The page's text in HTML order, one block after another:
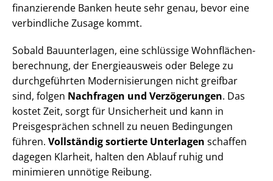
finanzierende Banken heute sehr genau, bevor eine
verbindliche Zusage kommt.
Sobald Bauunterlagen, eine schlüssige Wohn­flä­chen­
be­rech­nung, der Energieausweis oder Belege zu
durchgeführten Mo­der­ni­sie­run­gen nicht greifbar
sind, folgen Nachfragen und Verzögerungen. Das
kostet Zeit, sorgt für Unsicherheit und kann in
Preisgesprächen schnell zu neuen Bedingungen
führen. Vollständig sortierte Unterlagen schaffen
dagegen Klarheit, halten den Ablauf ruhig und
minimieren unnötige Reibung.